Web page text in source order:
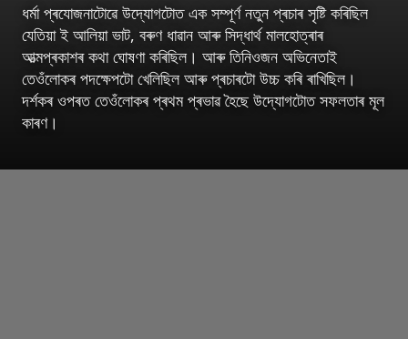
ধৰ্মা প্ৰযোজনাটোৱে উদ্যোগটোত এক সম্পূৰ্ণ নতুন প্ৰচাৰ সৃষ্টি কৰিছিল
যেতিয়া ই আলিয়া ভাট, বৰুণ ধাৱান আৰু সিদ্ধাৰ্থ মালহোত্ৰাৰ
আত্মপ্ৰকাশৰ কথা ঘোষণা কৰিছিল। আৰু তিনিওজন অভিনেতাই
তেওঁলোকৰ পদক্ষেপটো খেলিছিল আৰু প্ৰচাৰটো উচ্চ কৰি ৰাখিছিল।
দৰ্শকৰ ওপৰত তেওঁলোকৰ প্ৰথম প্ৰভাৱ হৈছে উদ্যোগটোত সফলতাৰ মূল
কাৰণ।